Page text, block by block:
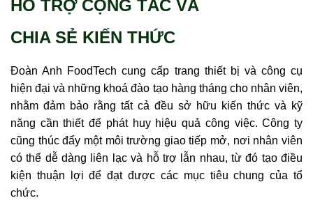
HỖ TRỢ CỘNG TÁC VÀ
CHIA SẺ KIẾN THỨC
Đoàn Anh FoodTech cung cấp trang thiết bị và công cụ
hiện đại và những khoá đào tạo hàng tháng cho nhân viên,
nhằm đảm bảo rằng tất cả đều sở hữu kiến thức và kỹ
năng cần thiết để phát huy hiệu quả công việc. Công ty
cũng thúc đẩy một môi trường giao tiếp mở, nơi nhân viên
có thể dễ dàng liên lạc và hỗ trợ lẫn nhau, từ đó tạo điều
kiện thuận lợi để đạt được các mục tiêu chung của tổ
chức.